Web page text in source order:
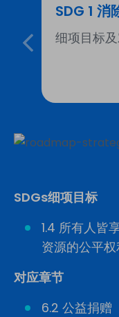
SDG 1 消
细项目标
SDGs细项目标
1.4 所有人皆
资源的公平权
对应章节
6.2 公益捐赠
募集「爱心咏续
8度